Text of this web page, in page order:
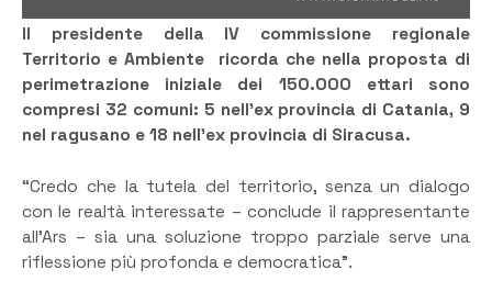
Il presidente della IV commissione regionale
Territorio e Ambiente ricorda che nella proposta di
perimetrazione iniziale dei 150.000 ettari sono
compresi 32 comuni: 5 nell’ex provincia di Catania, 9
nel ragusano e 18 nell’ex provincia di Siracusa.
“Credo che la tutela del territorio, senza un dialogo
con le realtà interessate – conclude il rappresentante
all’Ars – sia una soluzione troppo parziale serve una
riflessione più profonda e democratica”.